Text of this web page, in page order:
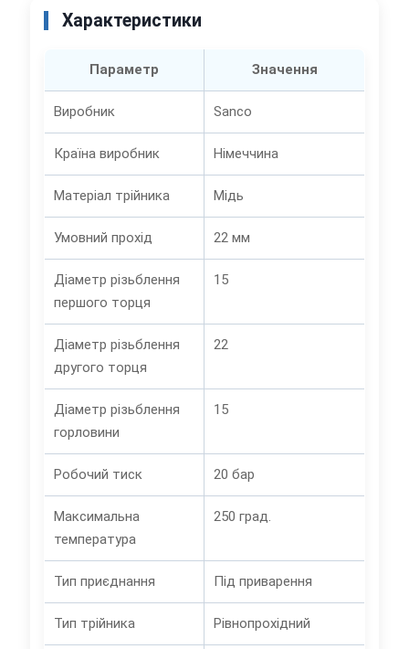
Характеристики
Параметр Значення
Виробник Sanco
Країна виробник Німеччина
Матеріал трійника Мідь
Умовний прохід 22 мм
Діаметр різьблення
першого торця
15
Діаметр різьблення
другого торця
22
Діаметр різьблення
горловини
15
Робочий тиск 20 бар
Максимальна
температура
250 град.
Тип приєднання Під приварення
Тип трійника Рівнопрохідний